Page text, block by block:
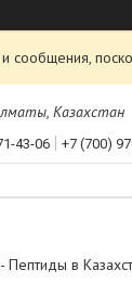
сообщения,
Казахстан
43-06 +7 (700)
Пептиды в